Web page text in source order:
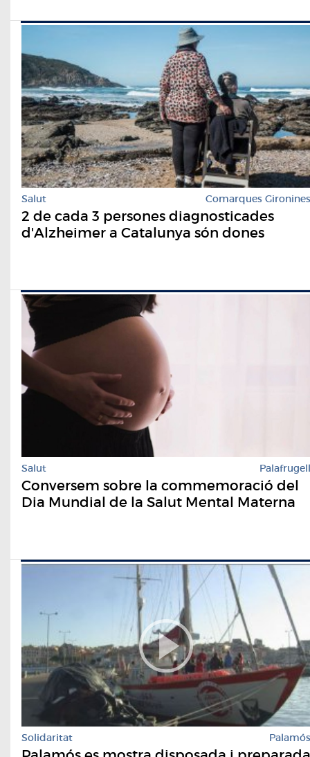
Salut Comarques Gironines
2 de cada 3 persones diagnosticades
d'Alzheimer a Catalunya són dones
Salut Palafrugell
Conversem sobre la commemoració del
Dia Mundial de la Salut Mental Materna
Solidaritat Palamós